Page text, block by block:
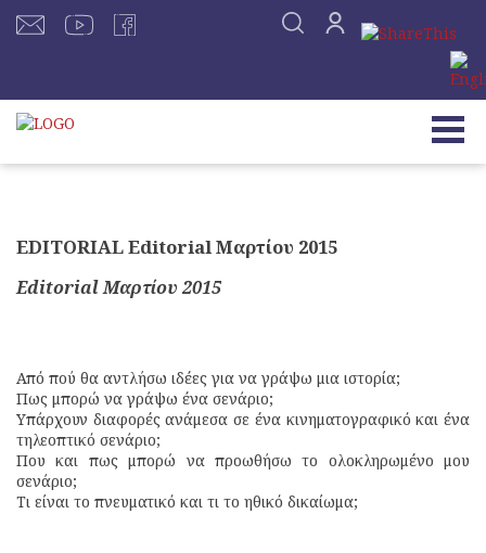
EDITORIAL Editorial Μαρτίου 2015
Editorial Μαρτίου 2015
Από πού θα αντλήσω ιδέες για να γράψω μια ιστορία;
Πως μπορώ να γράψω ένα σενάριο;
Υπάρχουν διαφορές ανάμεσα σε ένα κινηματογραφικό και ένα
τηλεοπτικό σενάριο;
Που και πως μπορώ να προωθήσω το ολοκληρωμένο μου
σενάριο;
Τι είναι το πνευματικό και τι το ηθικό δικαίωμα;